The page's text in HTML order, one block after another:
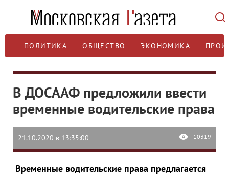
ПОЛИТИКА ОБЩЕСТВО ЭКОНОМИКА
В ДОСААФ предложили ввести
временные водительские права
21.10.2020 в 13:35:00 10319
Временные водительские права предлагается